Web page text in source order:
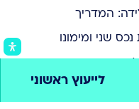
המדריך
שני ומימונו
לייעוץ ראשוני